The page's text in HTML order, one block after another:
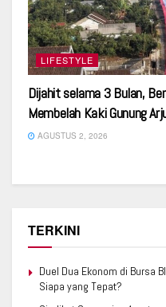
LIFESTYLE
Dijahit selama 3 Bulan,
Membelah Kaki Gunung
AGUSTUS 2, 2026
TERKINI
Duel Dua Ekonom di Bursa
Siapa yang Tepat?